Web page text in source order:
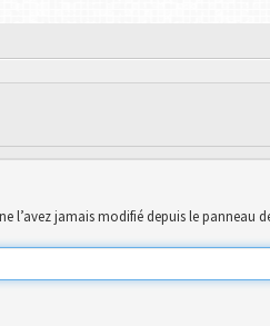
l’avez jamais modifié depuis le panneau